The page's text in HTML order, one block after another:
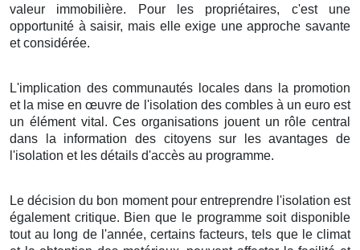
valeur immobilière. Pour les propriétaires, c'est une
opportunité à saisir, mais elle exige une approche savante
et considérée.
L'implication des communautés locales dans la promotion
et la mise en œuvre de l'isolation des combles à un euro est
un élément vital. Ces organisations jouent un rôle central
dans la information des citoyens sur les avantages de
l'isolation et les détails d'accès au programme.
Le décision du bon moment pour entreprendre l'isolation est
également critique. Bien que le programme soit disponible
tout au long de l'année, certains facteurs, tels que le climat